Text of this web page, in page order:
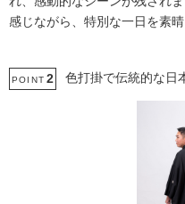
感じながら、特別な一日を素
POINT 2 色打掛で伝統的な日